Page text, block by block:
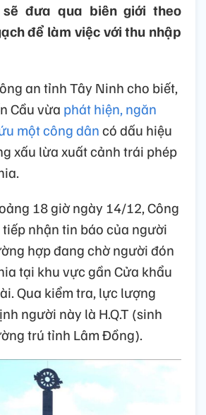
đưa qua biên giới theo
để làm việc với thu nhập
an tỉnh Tây Ninh cho biết,
Cầu vừa phát hiện, ngăn
một công dâncó dấu hiệu
xấu lừa xuất cảnh trái phép
18 giờ ngày 14/12, Công
tiếp nhận tin báo của người
hợp đang chờ người đón
tại khu vực gần Cửa khẩu
Qua kiểm tra, lực lượng
người này là H.Q.T (sinh
trú tỉnh Lâm Đồng).